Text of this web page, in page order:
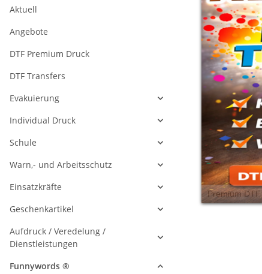
Aktuell
Angebote
DTF Premium Druck
DTF Transfers
Evakuierung
Individual Druck
Schule
Warn,- und Arbeitsschutz
Einsatzkräfte
Geschenkartikel
Aufdruck / Veredelung /
Dienstleistungen
Funnywords ®